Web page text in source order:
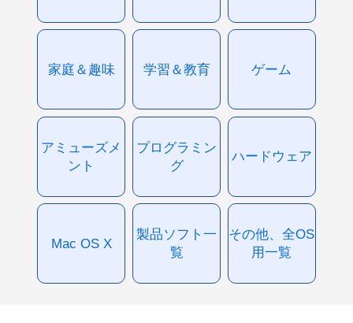
家庭＆趣味 学習＆教育 ゲーム
アミューズメ
ント
プログラミン
グ
ハードウェア
Mac OS X
製品ソフト一
覧
その他、全OS
用一覧